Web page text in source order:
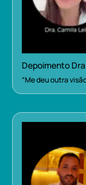
Depoimento
“Me deu outra